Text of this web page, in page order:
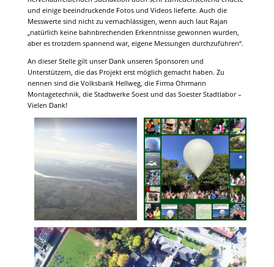
und einige beeindruckende Fotos und Videos lieferte. Auch die
Messwerte sind nicht zu vernachlässigen, wenn auch laut Rajan
„natürlich keine bahnbrechenden Erkenntnisse gewonnen wurden,
aber es trotzdem spannend war, eigene Messungen durchzuführen“.
An dieser Stelle gilt unser Dank unseren Sponsoren und
Unterstützern, die das Projekt erst möglich gemacht haben. Zu
nennen sind die Volksbank Hellweg, die Firma Ohrmann
Montagetechnik, die Stadtwerke Soest und das Soester Stadtlabor –
Vielen Dank!